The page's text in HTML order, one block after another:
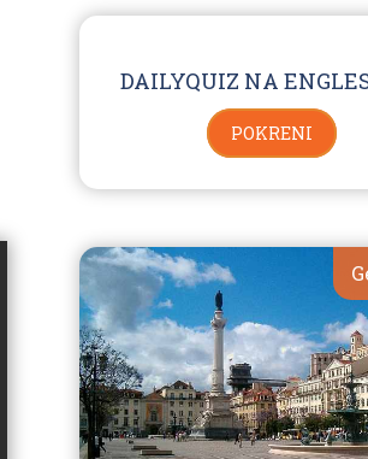
DAILYQUIZ NA
POKRENI